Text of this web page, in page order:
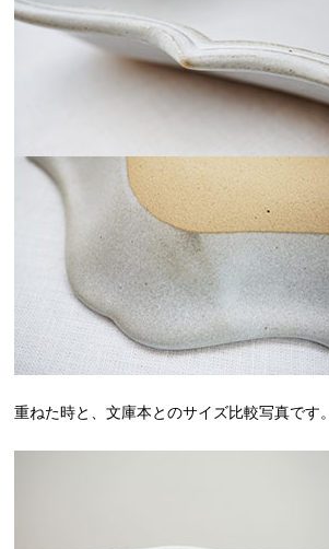
重ねた時と、文庫本とのサイズ比較写真です。